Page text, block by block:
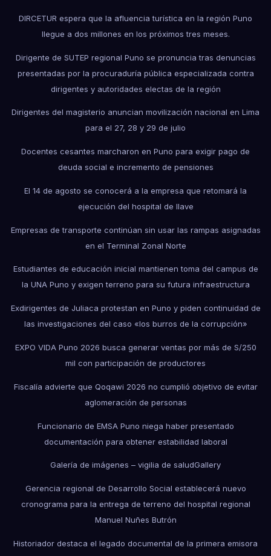
DIRCETUR espera que la afluencia turística en la región Puno
llegue a dos millones en los próximos tres meses.
Dirigente de SUTEP regional Puno se pronuncia tras denuncias
presentadas por la procuraduría pública especializada contra
dirigentes y autoridades electas de la región
Dirigentes del magisterio anuncian movilización nacional en Lima
para el 27, 28 y 29 de julio
Docentes cesantes marcharon en Puno para exigir pago de
deuda social e incremento de pensiones
El 14 de agosto se conocerá a la empresa que retomará la
ejecución del hospital de Ilave
Empresas de transporte continúan sin usar las rampas asignadas
en el Terminal Zonal Norte
Estudiantes de educación inicial mantienen toma del campus de
la UNA Puno y exigen terreno para su futura infraestructura
Exdirigentes de Juliaca protestan en Puno y piden continuidad de
las investigaciones del caso «los burros de la corrupción»
EXPO VIDA Puno 2026 busca generar ventas por más de S/250
mil con participación de productores
Fiscalía advierte que Qoqawi 2026 no cumplió objetivo de evitar
aglomeración de personas
Funcionario de EMSA Puno niega haber presentado
documentación para obtener estabilidad laboral
Galería de imágenes – vigilia de saludGallery
Gerencia regional de Desarrollo Social establecerá nuevo
cronograma para la entrega de terreno del hospital regional
Manuel Nuñes Butrón
Historiador destaca el legado documental de la primera emisora